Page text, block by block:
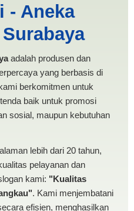
TENDA
- Aneka
adalah produsen dan
yang berbasis di
berkomitmen untuk
baik untuk promosi
sosial, maupun kebutuhan
lebih dari 20 tahun,
pelayanan dan
kami: "Kualitas
. Kami menjembatani
efisien, menghasilkan